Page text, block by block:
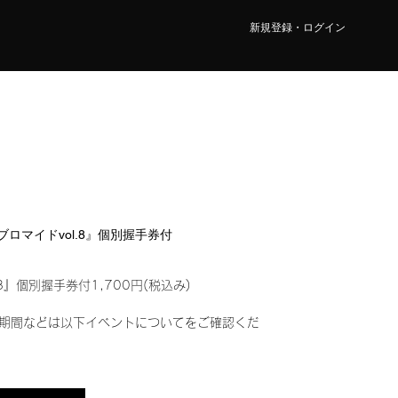
新規登録・ログイン
ロマイドvol.8』個別握手券付
』個別握手券付1,700円(税込み)
間などは以下イベントについてをご確認くだ